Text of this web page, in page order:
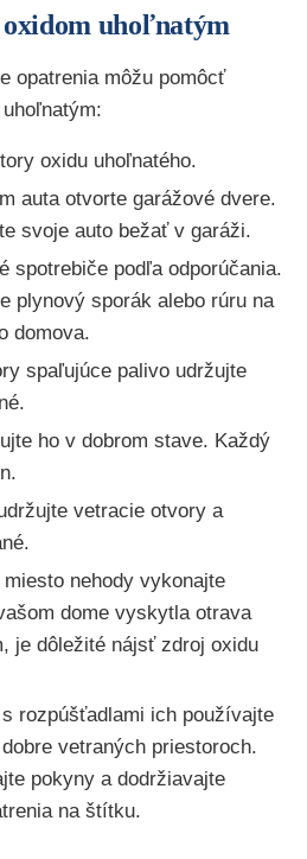
uhoľnatým
opatrenia môžu pomôcť
oxidu uhoľnatého.
auta otvorte garážové dvere.
svoje auto bežať v garáži.
spotrebiče podľa odporúčania.
plynový sporák alebo rúru na
domova.
spaľujúce palivo udržujte
ho v dobrom stave. Každý
vetracie otvory a
miesto nehody vykonajte
dome vyskytla otrava
je dôležité nájsť zdroj oxidu
rozpúšťadlami ich používajte
vetraných priestoroch.
pokyny a dodržiavajte
na štítku.